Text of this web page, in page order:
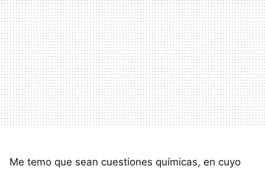
Me temo que sean cuestiones químicas, en cuyo